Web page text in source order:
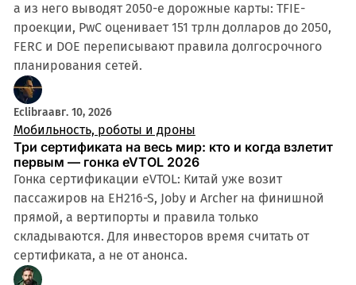
а из него выводят 2050-е дорожные карты: TFIE-
проекции, PwC оценивает 151 трлн долларов до 2050,
FERC и DOE переписывают правила долгосрочного
планирования сетей.
Eclibraавг. 10, 2026
Мобильность, роботы и дроны
Три сертификата на весь мир: кто и когда взлетит
первым — гонка eVTOL 2026
Гонка сертификации eVTOL: Китай уже возит
пассажиров на EH216-S, Joby и Archer на финишной
прямой, а вертипорты и правила только
складываются. Для инвесторов время считать от
сертификата, а не от анонса.